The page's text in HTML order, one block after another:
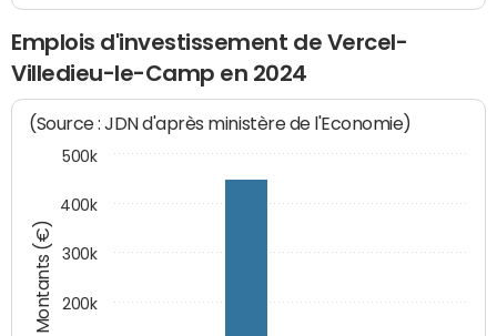
Emplois d'investissement de Vercel-
Villedieu-le-Camp en 2024
Montants (€)
(Source : JDN d'après ministère de l'Economie)
200k
300k
400k
500k